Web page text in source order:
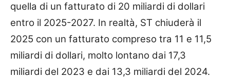
quella di un fatturato di 20 miliardi di dollari
entro il 2025-2027. In realtà, ST chiuderà il
2025 con un fatturato compreso tra 11 e 11,5
miliardi di dollari, molto lontano dai 17,3
miliardi del 2023 e dai 13,3 miliardi del 2024.